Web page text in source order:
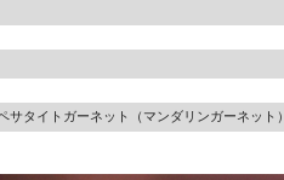
サタイトガーネット（マンダリンガーネット）